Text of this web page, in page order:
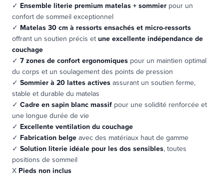
✓ Ensemble literie premium matelas + sommier pour un
confort de sommeil exceptionnel
✓ Matelas 30 cm à ressorts ensachés et micro-ressorts
offrant un soutien précis etune excellente indépendance de
couchage
✓ 7 zones de confort ergonomiques pour un maintien optimal
du corps et un soulagement des points de pression
✓ Sommier à 20 lattes activesassurant un soutien ferme,
stable et durable du matelas
✓ Cadre en sapin blanc massif pour une solidité renforcée et
une longue durée de vie
✓ Excellente ventilation du couchage
✓ Fabrication belgeavec des matériaux haut de gamme
✓ Solution literie idéale pour les dos sensibles, toutes
positions de sommeil
X Pieds non inclus